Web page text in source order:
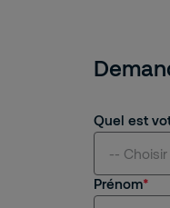
Quel est
--
Prénom